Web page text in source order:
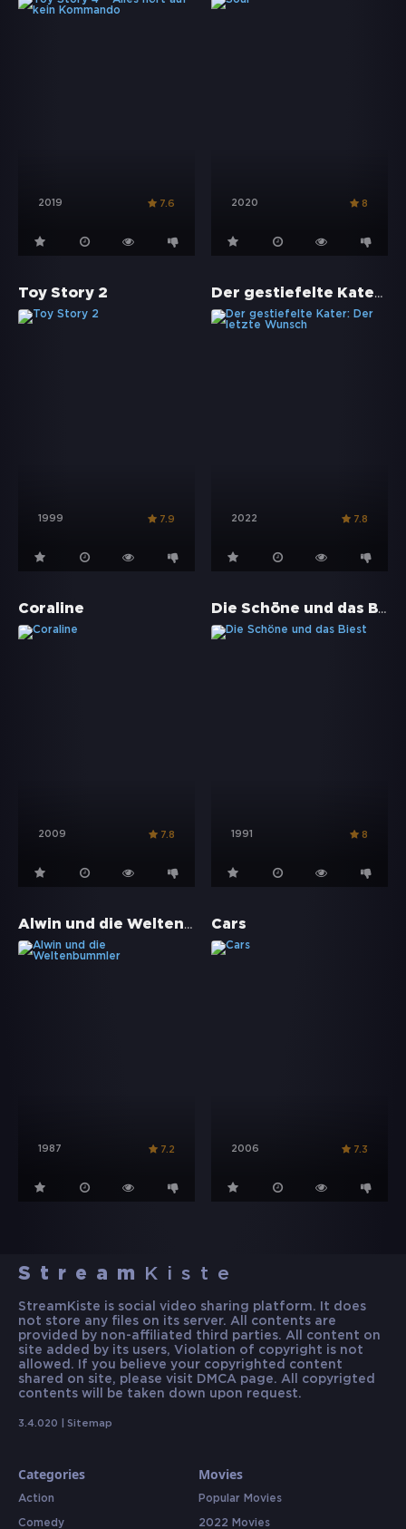
2019 7.6 2020 8
Toy Story 2
1999 7.9
Der gestiefelte Kater: Der letzte Wunsch
2022 7.8
Coraline
2009 7.8
Die Schöne und das Biest
1991 8
Alwin und die Weltenbummler
1987 7.2
Cars
2006 7.3
Stream Kiste
StreamKiste is social video sharing platform. It does
not store any files on its server. All contents are
provided by non-affiliated third parties. All content on
site added by its users, Violation of copyright is not
allowed. If you believe your copyrighted content
shared on site, please visit DMCA page. All copyrigted
contents will be taken down upon request.
3.4.020 | Sitemap
Categories
Action
Comedy
Movies
Popular Movies
2022 Movies